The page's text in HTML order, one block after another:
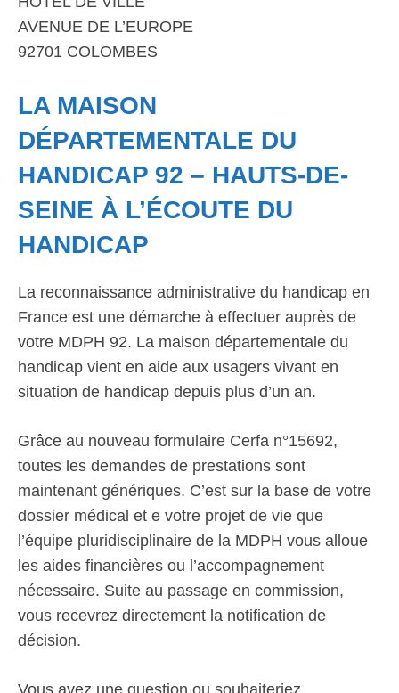
AVENUE DE L’EUROPE
92701 COLOMBES
LA MAISON
DÉPARTEMENTALE DU
HANDICAP 92 – HAUTS-DE-
SEINE À L’ÉCOUTE DU
HANDICAP
La reconnaissance administrative du handicap en
France est une démarche à effectuer auprès de
votre MDPH 92. La maison départementale du
handicap vient en aide aux usagers vivant en
situation de handicap depuis plus d’un an.
Grâce au nouveau formulaire Cerfa n°15692,
toutes les demandes de prestations sont
maintenant génériques. C’est sur la base de votre
dossier médical et e votre projet de vie que
l’équipe pluridisciplinaire de la MDPH vous alloue
les aides financières ou l’accompagnement
nécessaire. Suite au passage en commission,
vous recevrez directement la notification de
décision.
Vous avez une question ou souhaiteriez